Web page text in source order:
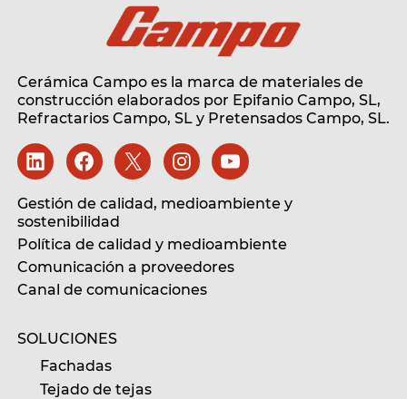
Cerámica Campo es la marca de materiales de
construcción elaborados por Epifanio Campo, SL,
Refractarios Campo, SLy Pretensados Campo, SL.
Gestión de calidad, medioambiente y
sostenibilidad
Política de calidad y medioambiente
Comunicación a proveedores
Canal de comunicaciones
SOLUCIONES
Fachadas
Tejado de tejas